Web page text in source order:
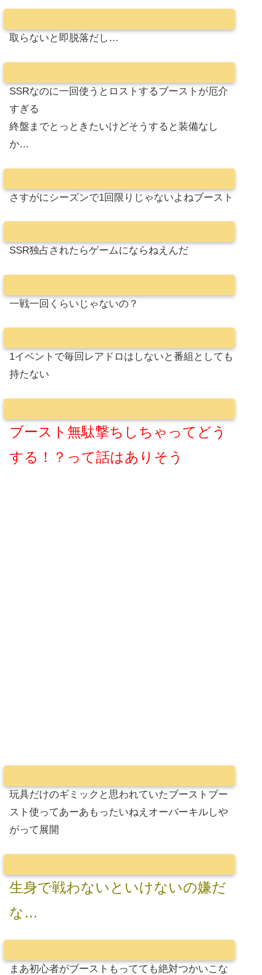
取らないと即脱落だし…
SSRなのに一回使うとロストするブーストが厄介
すぎる
終盤までとっときたいけどそうすると装備なし
か…
さすがにシーズンで1回限りじゃないよねブースト
SSR独占されたらゲームにならねえんだ
一戦一回くらいじゃないの？
1イベントで毎回レアドロはしないと番組としても
持たない
ブースト無駄撃ちしちゃってどう
する！？って話はありそう
玩具だけのギミックと思われていたブーストブー
スト使ってあーあもったいねえオーバーキルしや
がって展開
生身で戦わないといけないの嫌だ
な…
まあ初心者がブーストもってても絶対つかいこな